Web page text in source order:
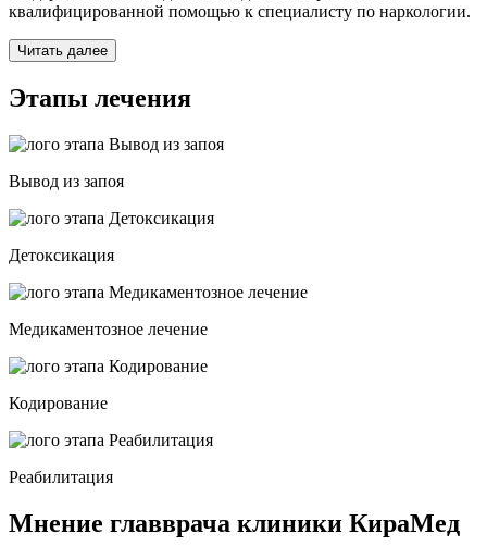
квалифицированной помощью к специалисту по наркологии.
Читать далее
Этапы лечения
Вывод из запоя
Детоксикация
Медикаментозное лечение
Кодирование
Реабилитация
Мнение главврача клиники КираМед